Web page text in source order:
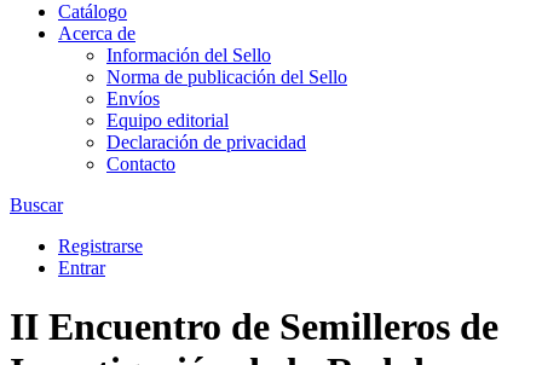
Catálogo
Acerca de
Información del Sello
Norma de publicación del Sello
Envíos
Equipo editorial
Declaración de privacidad
Contacto
Buscar
Registrarse
Entrar
II Encuentro de Semilleros de